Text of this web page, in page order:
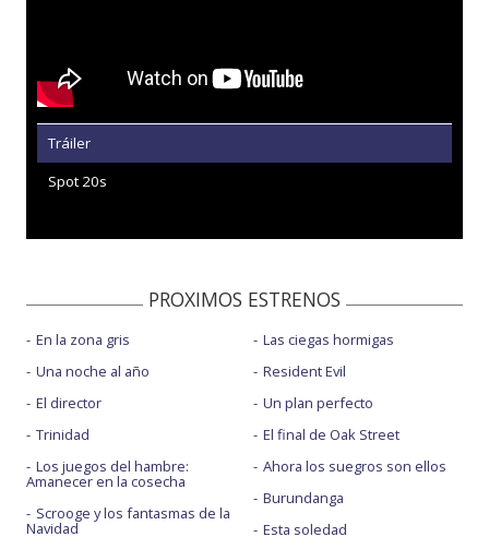
Tráiler
Spot 20s
PROXIMOS ESTRENOS
En la zona gris
Una noche al año
El director
Trinidad
Los juegos del hambre:
Amanecer en la cosecha
Scrooge y los fantasmas de la
Navidad
Las ciegas hormigas
Resident Evil
Un plan perfecto
El final de Oak Street
Ahora los suegros son ellos
Burundanga
Esta soledad